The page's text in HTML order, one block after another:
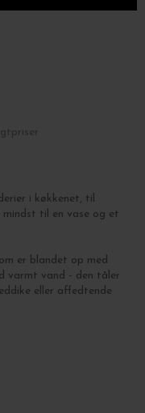
i køkkenet, til
til en vase og et
er blandet op med
varmt vand - den tåler
eller affedtende